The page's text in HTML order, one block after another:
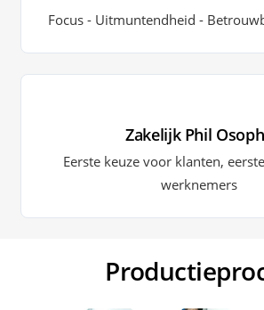
Focus - Uitmuntendheid -
Zakelijk Phil
Eerste keuze voor klanten,
werknemers